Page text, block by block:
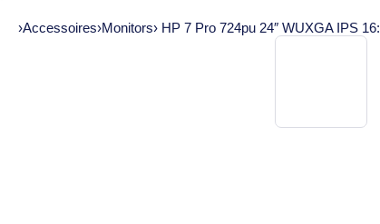
›Accessoires›Monitors› HP 7 Pro 724pu 24″ WUXGA IPS